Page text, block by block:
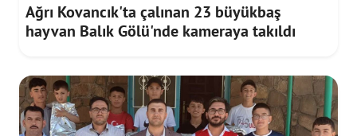
Ağrı Kovancık'ta çalınan 23 büyükbaş
hayvan Balık Gölü'nde kameraya takıldı